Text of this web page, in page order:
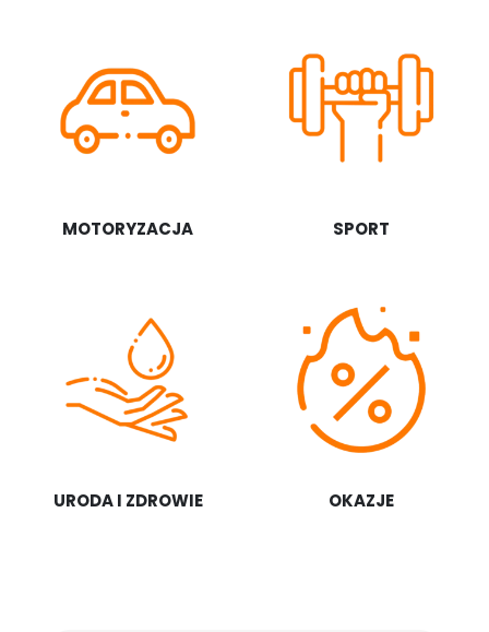
MOTORYZACJA SPORT
URODA I ZDROWIE OKAZJE